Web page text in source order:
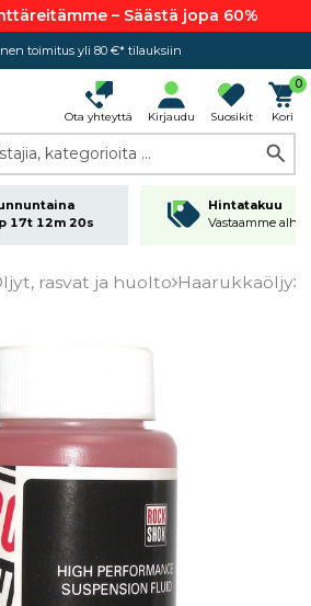
– Säästä jopa 60%
toimitus yli 80 €* tilauksiin
Hintatakuu
Ota yhteyttä Kirjaudu Suosikit
0
Kori
kategorioita ...
17t 12m 20s
Hintatakuu
Vastaamme
rasvat ja huolto Haarukkaöljy